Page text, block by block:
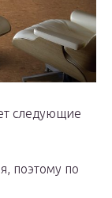
следующие
поэтому по